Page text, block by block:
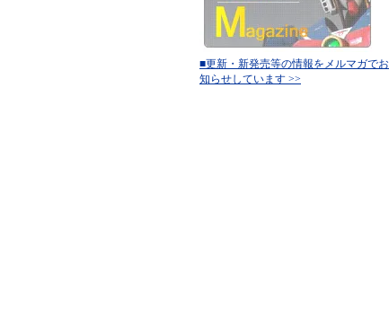
■更新・新発売等の情報をメルマガでお
知らせしています >>